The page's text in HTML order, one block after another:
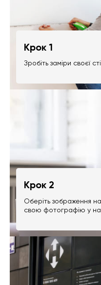
Крок 1
Зробіть заміри своєї
Крок 2
Оберіть зображення
свою фотографію у